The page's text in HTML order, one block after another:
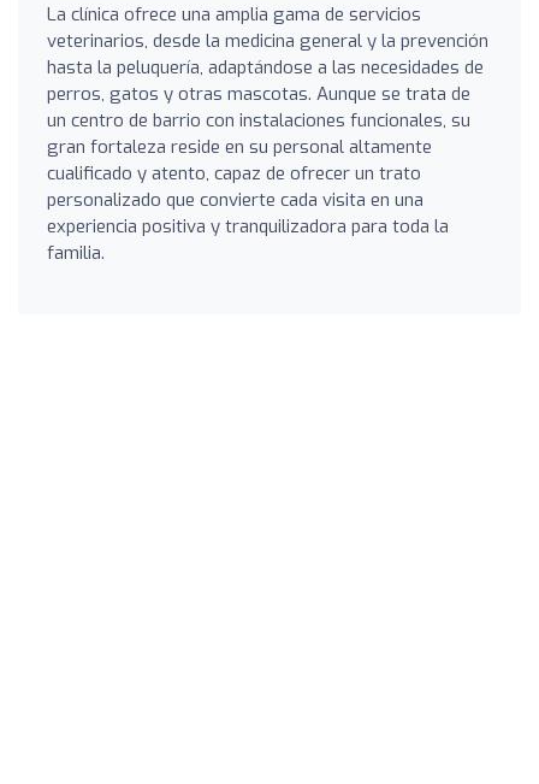
La clínica ofrece una amplia gama de servicios
veterinarios, desde la medicina general y la prevención
hasta la peluquería, adaptándose a las necesidades de
perros, gatos y otras mascotas. Aunque se trata de
un centro de barrio con instalaciones funcionales, su
gran fortaleza reside en su personal altamente
cualificado y atento, capaz de ofrecer un trato
personalizado que convierte cada visita en una
experiencia positiva y tranquilizadora para toda la
familia.